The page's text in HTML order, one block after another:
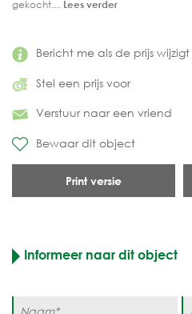
Bericht me als de prijs wijzigt
Stel een prijs voor
Verstuur naar een vriend
Bewaar dit object
Print versie
gekocht.... Lees verder
Informeer naar dit object